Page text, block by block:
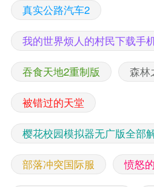
真实公路汽车2
我的世界烦人的村民下载手
吞食天地2重制版 森林
被错过的天堂
樱花校园模拟器无广版全部
部落冲突国际服 愤怒